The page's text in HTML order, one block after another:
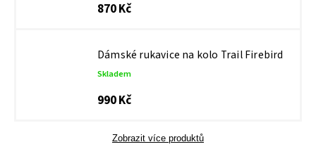
870 Kč
Dámské rukavice na kolo Trail Firebird
Skladem
990 Kč
Zobrazit více produktů